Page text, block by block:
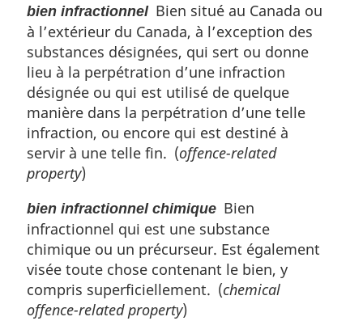
bien infractionnelBien situé au Canada ou
à l’extérieur du Canada, à l’exception des
substances désignées, qui sert ou donne
lieu à la perpétration d’une infraction
désignée ou qui est utilisé de quelque
manière dans la perpétration d’une telle
infraction, ou encore qui est destiné à
servir à une telle fin. (offence-related
property)
bien infractionnel chimique Bien
infractionnel qui est une substance
chimique ou un précurseur. Est également
visée toute chose contenant le bien, y
compris superficiellement. (chemical
offence-related property)